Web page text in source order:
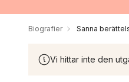
Biografier Sanna
Vi hittar inte den